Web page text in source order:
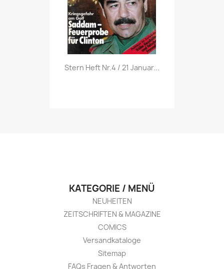
Vorschau
Stern Heft Nr.4 / 21 Januar...
KATEGORIE / MENÜ
NEUHEITEN
ZEITSCHRIFTEN & MAGAZINE
COMICS
Versandkataloge
Sitemap
FAQs Fragen & Antworten